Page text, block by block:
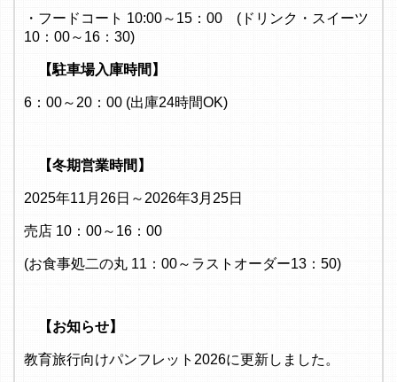
・フードコート 10:00～15：00 (ドリンク・スイーツ
10：00～16：30)
【駐車場入庫時間】
6：00～20：00 (出庫24時間OK)
【冬期営業時間】
2025年11月26日～2026年3月25日
売店 10：00～16：00
(お食事処二の丸 11：00～ラストオーダー13：50)
【お知らせ】
教育旅行向けパンフレット2026に更新しました。